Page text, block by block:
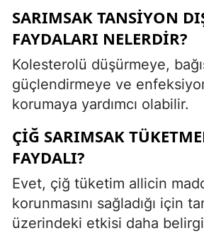
SARIMSAK TANSIYON
FAYDALARI NELERDIR?
Kolesterolü düşürmeye,
güçlendirmeye ve
korumaya yardımcı olabilir.
ÇIĞ SARIMSAK
FAYDALI?
Evet, çiğ tüketim allicin
korunmasını sağladığı için
üzerindeki etkisi daha